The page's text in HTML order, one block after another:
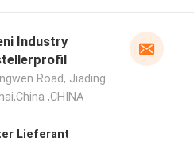
Industry
Road, Jiading
,CHINA
Lieferant